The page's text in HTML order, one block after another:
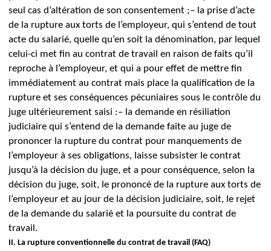
seul cas d’altération de son consentement ;– la prise d’acte
de la rupture aux torts de l’employeur, qui s’entend de tout
acte du salarié, quelle qu’en soit la dénomination, par lequel
celui-ci met fin au contrat de travail en raison de faits qu’il
reproche à l’employeur, et qui a pour effet de mettre fin
immédiatement au contrat mais place la qualification de la
rupture et ses conséquences pécuniaires sous le contrôle du
juge ultérieurement saisi :– la demande en résiliation
judiciaire qui s’entend de la demande faite au juge de
prononcer la rupture du contrat pour manquements de
l’employeur à ses obligations, laisse subsister le contrat
jusqu’à la décision du juge, et a pour conséquence, selon la
décision du juge, soit, le prononcé de la rupture aux torts de
l’employeur et au jour de la décision judiciaire, soit, le rejet
de la demande du salarié et la poursuite du contrat de
travail.
II. La rupture conventionnelle du contrat de travail (FAQ)